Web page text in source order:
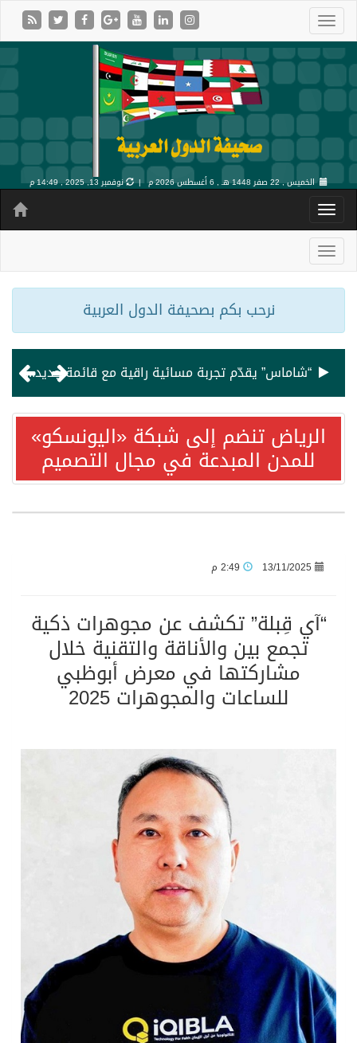
الخميس , 22 صفر 1448 هـ , 6 أغسطس 2026 م | نوفمبر 13, 2025 , 14:49 م
نرحب بكم بصحيفة الدول العربية
“شاماس” يقدّم تجربة مسائية راقية مع قائمة جديدة مستوحاة من النكهات البرازيلية
لماذا يبقى السعودي هادئًا في زمن العواصف؟
تعزيزاً لالتزامها بدعم الضيافة المحلّية.. المؤسسة الوطنية للسياحة والفنادق” تُبرم شراكة استراتيجية مع “فايت للضيافة”
الخطوط الملكية المغربية تطلق برنامجا استثنائيا يشمل 12 رحلة جوية مباشرة بين الدار البيضاء وبوسطن
الرياض تنضم إلى شبكة «اليونسكو»
للمدن المبدعة في مجال التصميم
13/11/2025
“آي قِبلة” تكشف عن مجوهرات ذكية
تجمع بين والأناقة والتقنية خلال
مشاركتها في معرض أبوظبي
للساعات والمجوهرات 2025